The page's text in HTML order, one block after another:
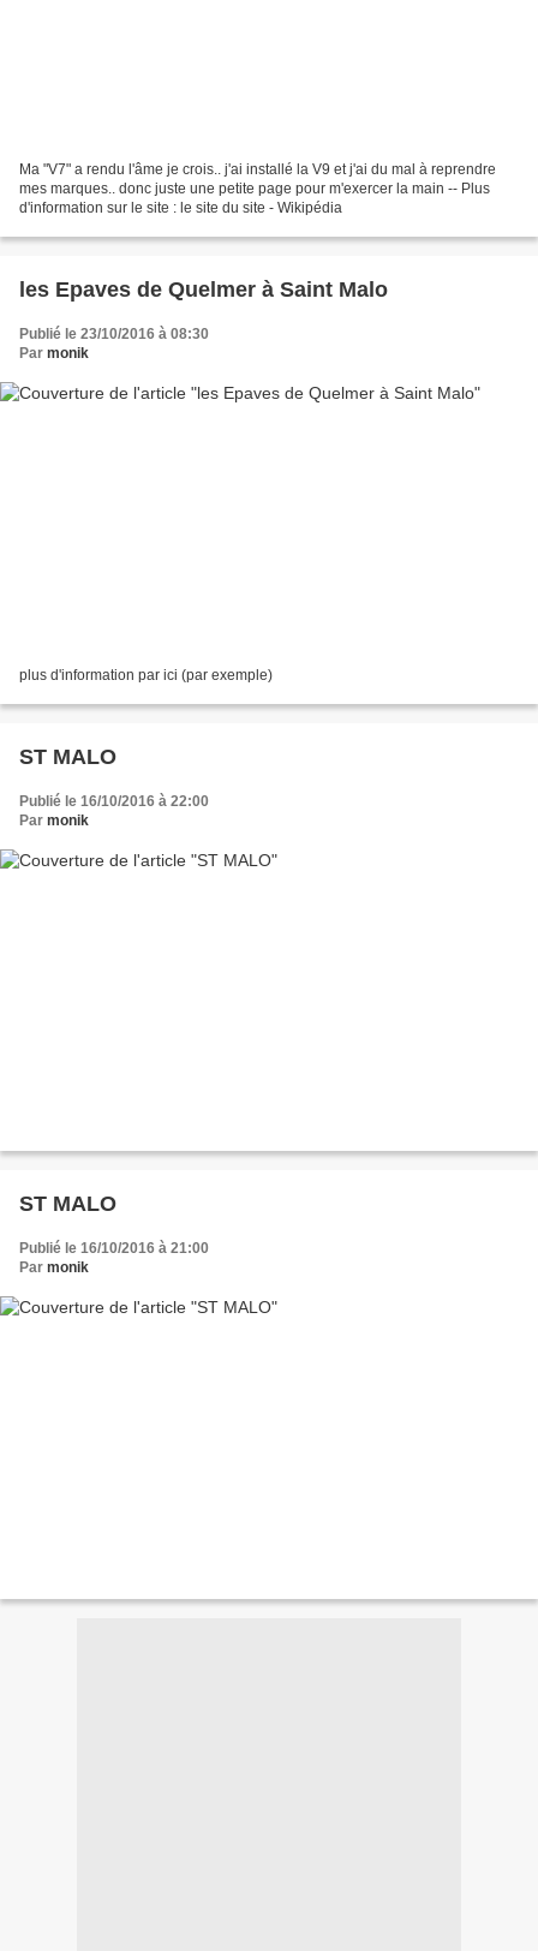
Ma "V7" a rendu l'âme je crois.. j'ai installé la V9 et j'ai du mal à reprendre
mes marques.. donc juste une petite page pour m'exercer la main -- Plus
d'information sur le site : le site du site - Wikipédia
les Epaves de Quelmer à Saint Malo
Publié le 23/10/2016 à 08:30
Par monik
plus d'information par ici (par exemple)
ST MALO
Publié le 16/10/2016 à 22:00
Par monik
ST MALO
Publié le 16/10/2016 à 21:00
Par monik